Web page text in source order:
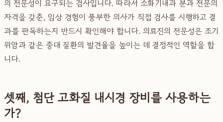
의 전문성이 요구되는 검사입니다. 따라서 소화기내과 분과 전문의
자격을 갖춘, 임상 경험이 풍부한 의사가 직접 검사를 시행하고 결
과를 판독하는지 반드시 확인해야 합니다. 의료진의 전문성은 조기
위암과 같은 중대 질환의 발견율을 높이는 데 결정적인 역할을 합
니다.
셋째, 첨단 고화질 내시경 장비를 사용하는
가?